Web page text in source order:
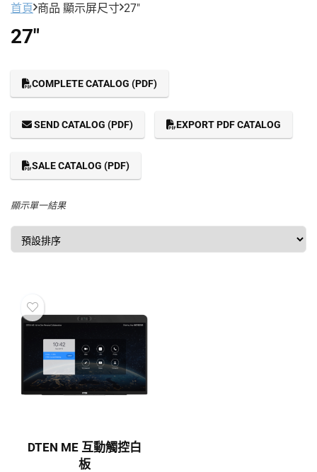
首頁 商品 顯示屏尺寸 27"
27"
COMPLETE CATALOG (PDF)
SEND CATALOG (PDF) EXPORT PDF CATALOG
SALE CATALOG (PDF)
顯示單一結果
DTEN ME 互動觸控白
板